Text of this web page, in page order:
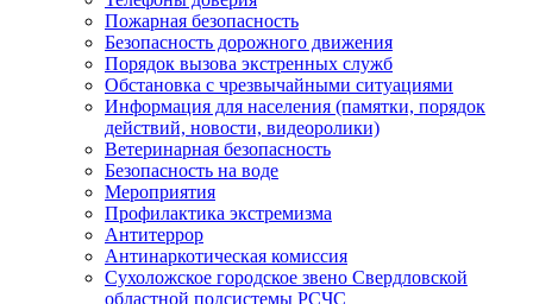
Пожарная безопасность
Безопасность дорожного движения
Порядок вызова экстренных служб
Обстановка с чрезвычайными ситуациями
Информация для населения (памятки, порядок
действий, новости, видеоролики)
Ветеринарная безопасность
Безопасность на воде
Мероприятия
Профилактика экстремизма
Антитеррор
Антинаркотическая комиссия
Сухоложское городское звено Свердловской
областной подсистемы РСЧС